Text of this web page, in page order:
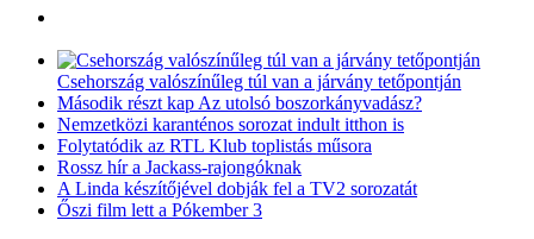
Csehország valószínűleg túl van a járvány tetőpontján
Második részt kap Az utolsó boszorkányvadász?
Nemzetközi karanténos sorozat indult itthon is
Folytatódik az RTL Klub toplistás műsora
Rossz hír a Jackass-rajongóknak
A Linda készítőjével dobják fel a TV2 sorozatát
Őszi film lett a Pókember 3